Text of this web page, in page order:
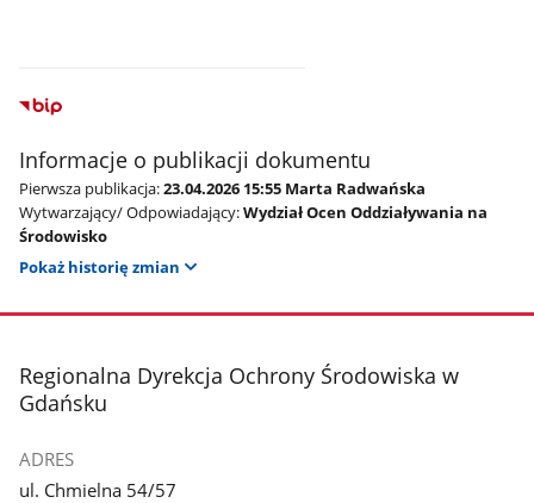
Informacje o publikacji dokumentu
Pierwsza publikacja:23.04.2026 15:55 Marta Radwańska
Wytwarzający/ Odpowiadający:Wydział Ocen Oddziaływania na
Środowisko
Pokaż historię zmian
stopka
Regionalna Dyrekcja Ochrony Środowiska w
Gdańsku
ADRES
ul. Chmielna 54/57